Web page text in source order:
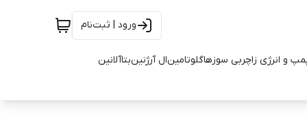
ورود | ثبت‌نام
و انرژی زاچربی سوزهاگلوتامینال آرژنینبتاآلانین